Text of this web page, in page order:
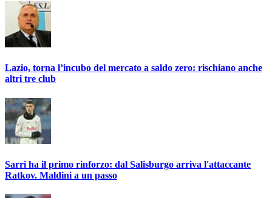
Lazio, torna l’incubo del mercato a saldo zero: rischiano anche
altri tre club
Sarri ha il primo rinforzo: dal Salisburgo arriva l'attaccante
Ratkov. Maldini a un passo